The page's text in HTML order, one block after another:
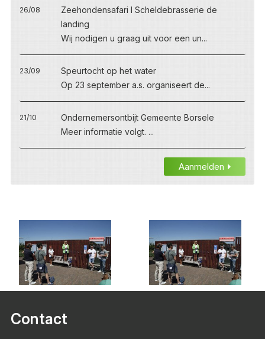
26/08
Zeehondensafari I Scheldebrasserie de
landing
Wij nodigen u graag uit voor een un...
23/09
Speurtocht op het water
Op 23 september a.s. organiseert de...
21/10
Ondernemersontbijt Gemeente Borsele
Meer informatie volgt. ...
Aanmelden
Contact